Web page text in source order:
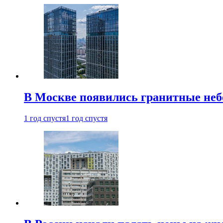
В Москве появились гранитные
1 год спустя1 год спустя